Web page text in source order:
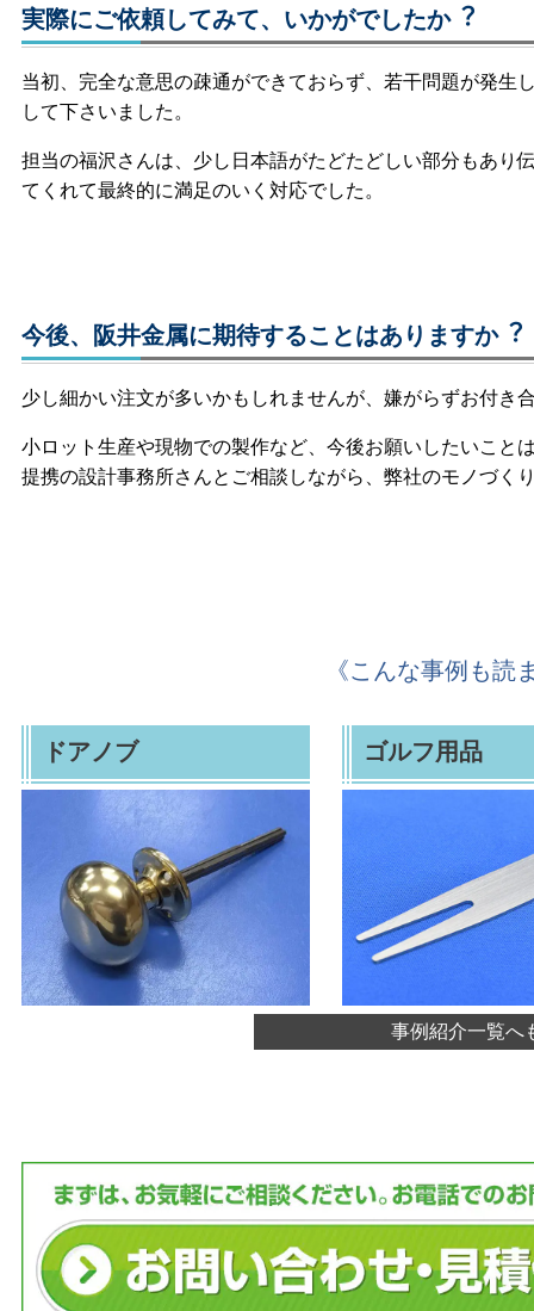
実際にご依頼してみて、いかがでしたか︖
当初、完全な意思の疎通ができておらず、若干問題が発生
して下さいました。
担当の福沢さんは、少し日本語がたどたどしい部分もあり
てくれて最終的に満足のいく対応でした。
今後、阪井金属に期待することはありますか︖
少し細かい注文が多いかもしれませんが、嫌がらずお付き
小ロット生産や現物での製作など、今後お願いしたいこと
提携の設計事務所さんとご相談しながら、弊社のモノづく
《こんな事例も読
ドアノブ ゴルフ用品
事例紹介一覧へ